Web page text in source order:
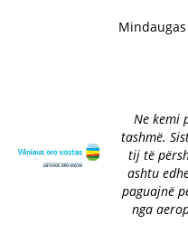
Ne kemi
tashmë.
tij të
ashtu
paguajnë
nga